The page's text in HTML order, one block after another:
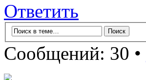
Ответить
Сообщений: 30 •